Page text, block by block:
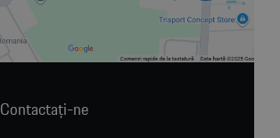
Contactaţi-ne